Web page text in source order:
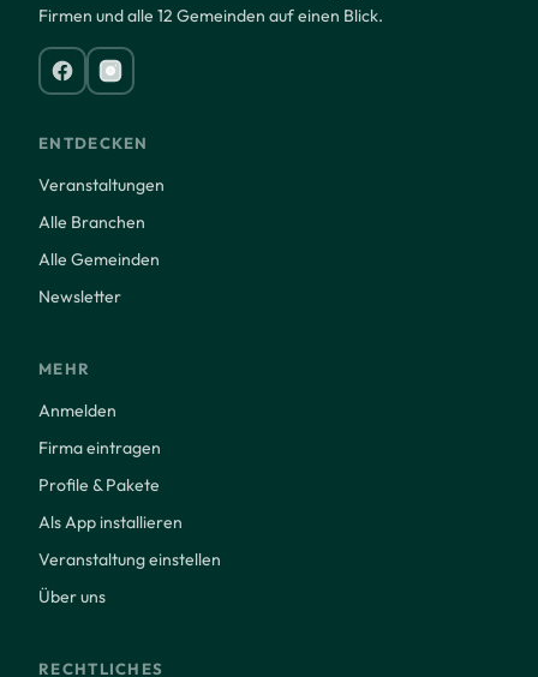
Firmen und alle 12 Gemeinden auf einen Blick.
ENTDECKEN
Veranstaltungen
Alle Branchen
Alle Gemeinden
Newsletter
MEHR
Anmelden
Firma eintragen
Profile & Pakete
Als App installieren
Veranstaltung einstellen
Über uns
RECHTLICHES